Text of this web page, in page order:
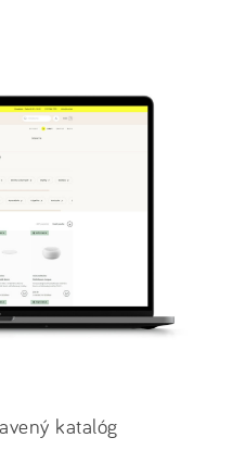
katalóg